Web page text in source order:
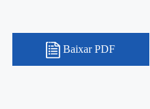
Baixar PDF